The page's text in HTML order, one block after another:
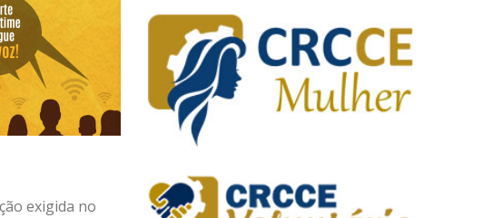
exigida no